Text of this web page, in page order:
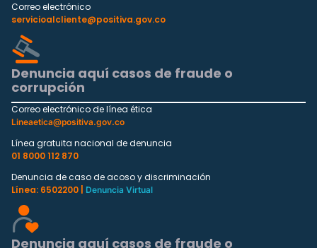
Correo electrónico
servicioalcliente@positiva.gov.co
Denuncia aquí casos de fraude o
corrupción
Correo electrónico de línea ética
Lineaetica@positiva.gov.co
Línea gratuita nacional de denuncia
01 8000 112 870
Denuncia de caso de acoso y discriminación
Línea: 6502200 |
Denuncia Virtual
Denuncia aquí casos de fraude o